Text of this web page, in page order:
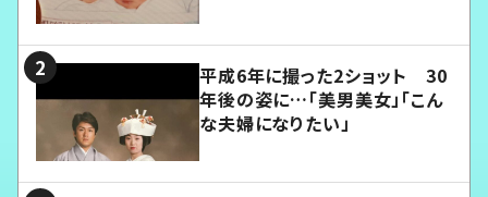
平成6年に撮った2ショット 30
年後の姿に…「美男美女」「こん
な夫婦になりたい」